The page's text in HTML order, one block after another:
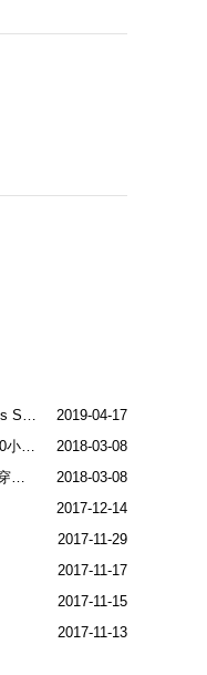
XCMG Horizontal Directional Drilling Rigs Shine Dubai International Trenchless Exhibitio
2019-04-17
徐工E系列定向钻机再出新品完成连续200小时工业性试验
2018-03-08
“记录之穿”——徐工大吨位水平定向钻机穿越松花江
2018-03-08
2017-12-14
2017-11-29
2017-11-17
2017-11-15
2017-11-13